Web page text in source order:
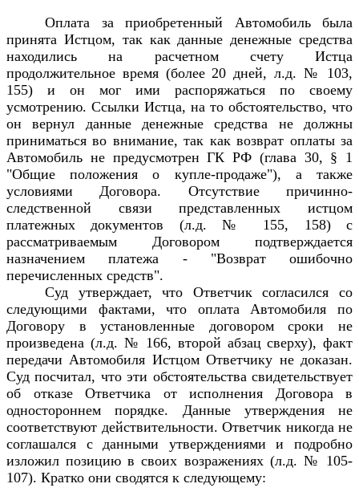
Оплата за приобретенный Автомобиль была
принята Истцом, так как данные денежные средства
находились на расчетном счету Истца
продолжительное время (более 20 дней, л.д. № 103,
155) и он мог ими распоряжаться по своему
усмотрению. Ссылки Истца, на то обстоятельство, что
он вернул данные денежные средства не должны
приниматься во внимание, так как возврат оплаты за
Автомобиль не предусмотрен ГК РФ (глава 30, § 1
"Общие положения о купле-продаже"), а также
условиями Договора. Отсутствие причинно-
следственной связи представленных истцом
платежных документов (л.д. № 155, 158) с
рассматриваемым Договором подтверждается
назначением платежа - "Возврат ошибочно
перечисленных средств".
Суд утверждает, что Ответчик согласился со
следующими фактами, что оплата Автомобиля по
Договору в установленные договором сроки не
произведена (л.д. № 166, второй абзац сверху), факт
передачи Автомобиля Истцом Ответчику не доказан.
Суд посчитал, что эти обстоятельства свидетельствует
об отказе Ответчика от исполнения Договора в
одностороннем порядке. Данные утверждения не
соответствуют действительности. Ответчик никогда не
соглашался с данными утверждениями и подробно
изложил позицию в своих возражениях (л.д. № 105-
107). Кратко они сводятся к следующему: